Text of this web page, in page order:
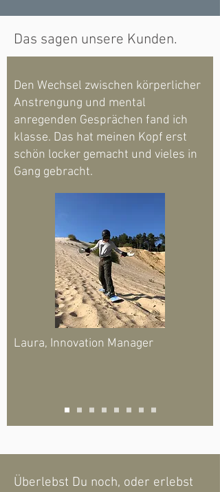
Das sagen unsere Kunden.
Den Wechsel zwischen körperlicher
Anstrengung und mental
anregenden Gesprächen fand ich
klasse. Das hat meinen Kopf erst
schön locker gemacht und vieles in
Gang gebracht.
Laura, Innovation Manager
Überlebst Du noch, oder erlebst